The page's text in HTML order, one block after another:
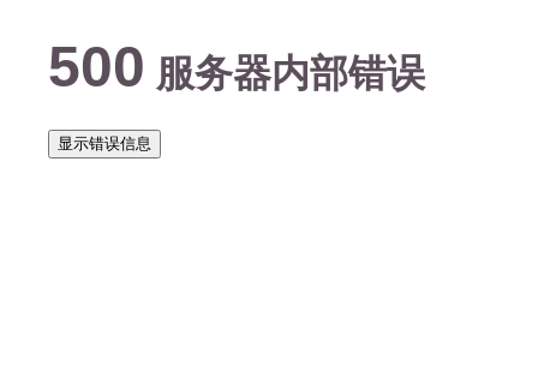
500 服务器内部错误